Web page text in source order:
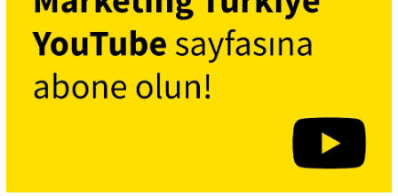
Dergiler
Etkinlikler